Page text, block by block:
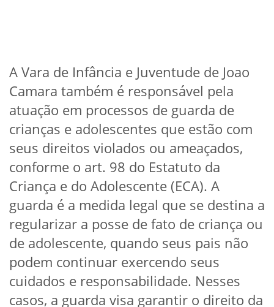
A Vara de Infância e Juventude de Joao
Camara também é responsável pela
atuação em processos de guarda de
crianças e adolescentes que estão com
seus direitos violados ou ameaçados,
conforme o art. 98 do Estatuto da
Criança e do Adolescente (ECA). A
guarda é a medida legal que se destina a
regularizar a posse de fato de criança ou
de adolescente, quando seus pais não
podem continuar exercendo seus
cuidados e responsabilidade. Nesses
casos, a guarda visa garantir o direito da